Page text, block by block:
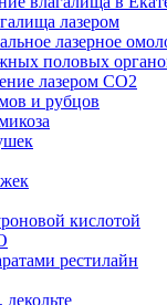
лазером
лазерное
половых
лазером СО2
и рубцов
кислотой
рестилайн